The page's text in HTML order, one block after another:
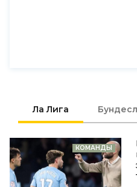
Ла Лига
КОМАНДЫ